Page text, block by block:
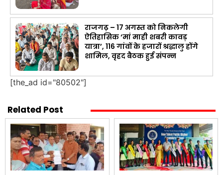
राजगढ़ – 17 अगस्त को निकलेगी
ऐतिहासिक ‘मां माही शबरी कावड़
यात्रा’, 116 गांवों के हजारों श्रद्धालु होंगे
शामिल, वृहद बैठक हुई संपन्न
[the_ad id="80502"]
Related Post